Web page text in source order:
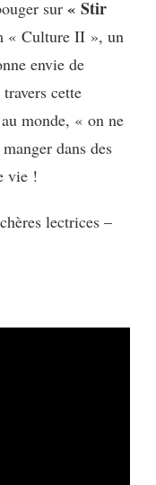
sur « Stir
« Culture II », un
envie de
cette
monde, « on ne
dans des
vie !
lectrices –